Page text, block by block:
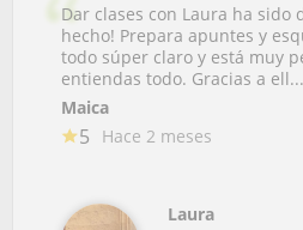
Dar clases con Laura ha sido
hecho! Prepara apuntes y
todo súper claro y está muy
entiendas todo. Gracias a ell...
Maica
5 Hace 2 meses
Laura